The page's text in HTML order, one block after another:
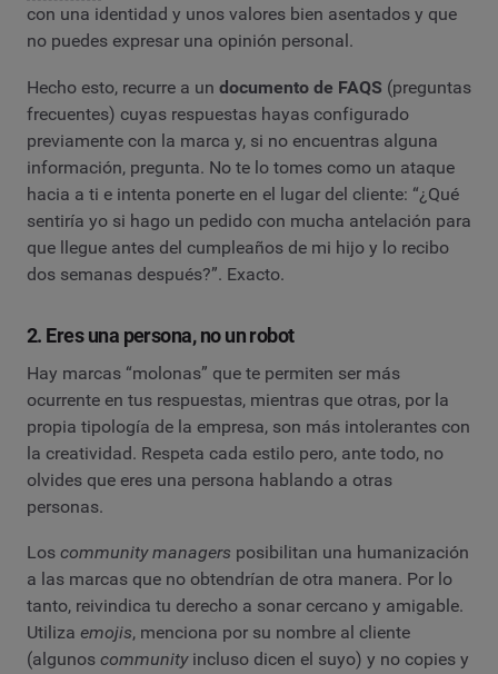
con una identidad y unos valores bien asentados y que
no puedes expresar una opinión personal.
Hecho esto, recurre a un documento de FAQS (preguntas
frecuentes) cuyas respuestas hayas configurado
previamente con la marca y, si no encuentras alguna
información, pregunta. No te lo tomes como un ataque
hacia a ti e intenta ponerte en el lugar del cliente: “¿Qué
sentiría yo si hago un pedido con mucha antelación para
que llegue antes del cumpleaños de mi hijo y lo recibo
dos semanas después?”. Exacto.
2. Eres una persona, no un robot
Hay marcas “molonas” que te permiten ser más
ocurrente en tus respuestas, mientras que otras, por la
propia tipología de la empresa, son más intolerantes con
la creatividad. Respeta cada estilo pero, ante todo, no
olvides que eres una persona hablando a otras
personas.
Los community managers posibilitan una humanización
a las marcas que no obtendrían de otra manera. Por lo
tanto, reivindica tu derecho a sonar cercano y amigable.
Utiliza emojis, menciona por su nombre al cliente
(algunos communityincluso dicen el suyo) y no copies y